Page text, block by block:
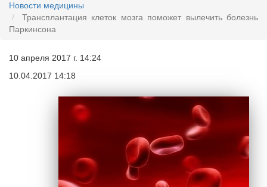
Новости медицины
Трансплантация клеток мозга поможет вылечить болезнь
Паркинсона
10 апреля 2017 г. 14:24
10.04.2017 14:18